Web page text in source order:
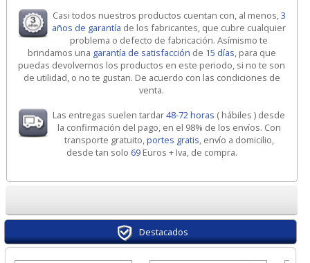
Casi todos nuestros productos cuentan con, al menos,3
años de garantía de los fabricantes, que cubre cualquier
problema o defecto de fabricación. Asímismo te
brindamos una garantía de satisfacción de 15 días, para que
puedas devolvernos los productos en este periodo, si no te son
de utilidad, o no te gustan. De acuerdo con las condiciones de
venta.
Las entregas suelen tardar48-72 horas ( hábiles ) desde
la confirmación del pago, en el 98% de los envíos. Con
transporte gratuito,portes gratis, envío a domicilio,
desde tan solo 69Euros + Iva, de compra.
Destacados